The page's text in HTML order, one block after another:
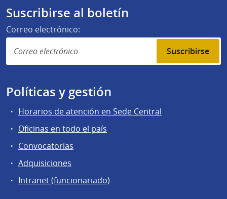
Suscribirse al boletín
Correo electrónico:
Suscribirse
Políticas y gestión
Horarios de atención en Sede Central
Oficinas en todo el país
Convocatorias
Adquisiciones
Intranet (funcionariado)